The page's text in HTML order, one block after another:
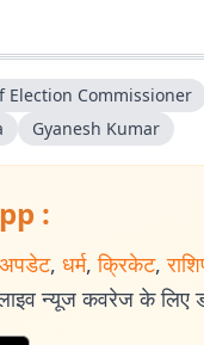
Election Commissioner
Gyanesh Kumar
:
, धर्म, क्रिकेट,
न्यूज कवरेज के लिए